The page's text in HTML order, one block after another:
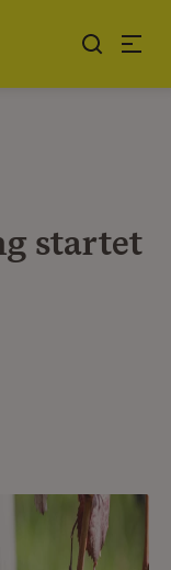
startet